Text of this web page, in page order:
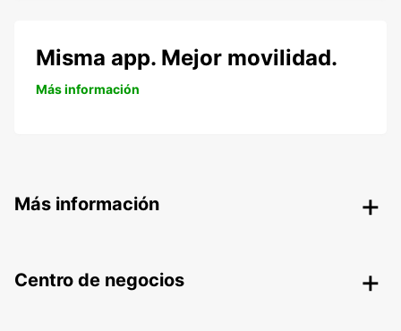
Misma app. Mejor movilidad.
Más información
Más información
Centro de negocios